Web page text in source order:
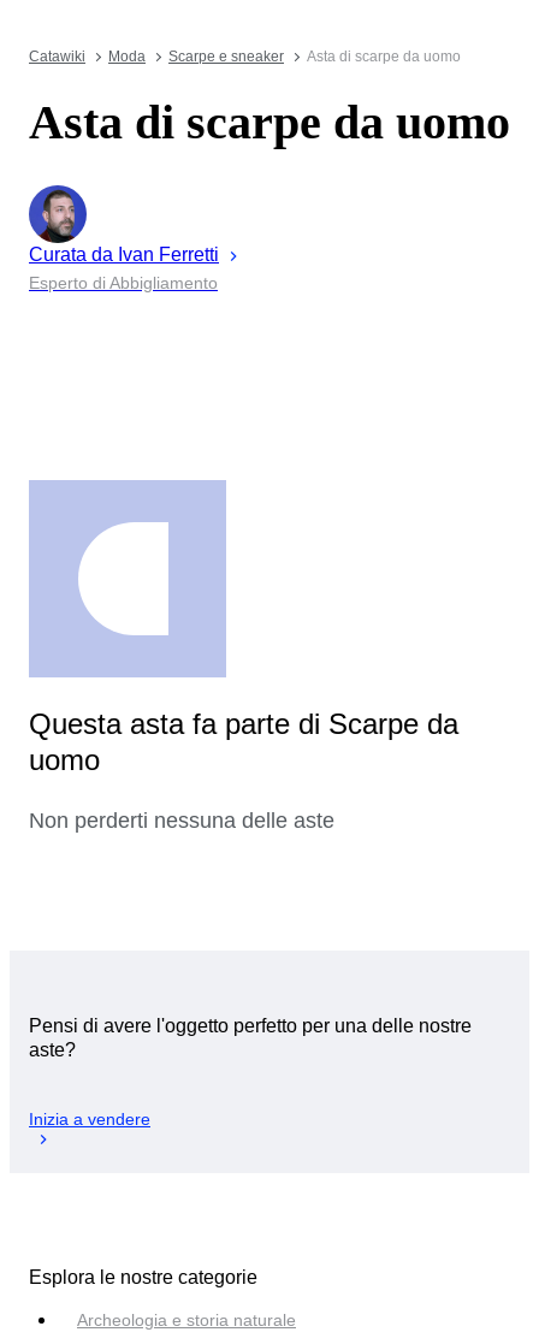
Catawiki Moda Scarpe e sneaker Asta di scarpe da uomo
Asta di scarpe da uomo
Curata da Ivan Ferretti
Esperto di Abbigliamento
Questa asta fa parte di Scarpe da
uomo
Non perderti nessuna delle aste
Pensi di avere l'oggetto perfetto per una delle nostre
aste?
Inizia a vendere
Esplora le nostre categorie
Archeologia e storia naturale